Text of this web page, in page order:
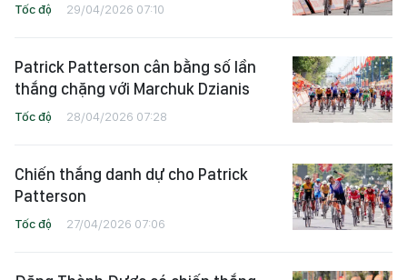
Tốc độ 29/04/2026 07:10
Patrick Patterson cân bằng số lần
thắng chặng với Marchuk Dzianis
Tốc độ 28/04/2026 07:28
Chiến thắng danh dự cho Patrick
Patterson
Tốc độ 27/04/2026 07:06